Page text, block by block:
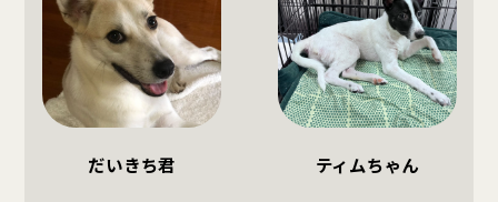
だいきち君 ティムちゃん